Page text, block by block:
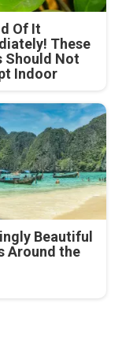
Of It
These
Should Not
Indoor
Beautiful
Around the